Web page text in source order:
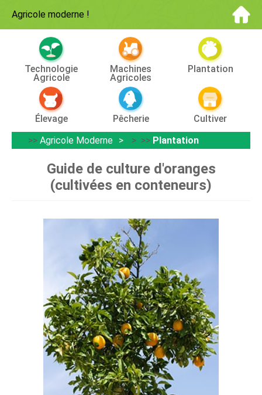
Agricole moderne !
Technologie
Agricole
Machines
Agricoles
Plantation
Élevage Pêcherie
Cultiver
>> Agricole Moderne > >> Plantation
Guide de culture d'oranges
(cultivées en conteneurs)